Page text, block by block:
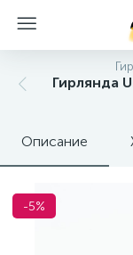
Гирлянда
Описание
-5%